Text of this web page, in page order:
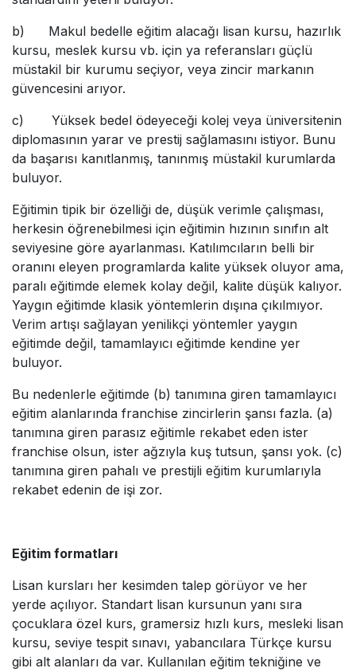
b) Makul bedelle eğitim alacağı lisan kursu, hazırlık
kursu, meslek kursu vb. için ya referansları güçlü
müstakil bir kurumu seçiyor, veya zincir markanın
güvencesini arıyor.
c) Yüksek bedel ödeyeceği kolej veya üniversitenin
diplomasının yarar ve prestij sağlamasını istiyor. Bunu
da başarısı kanıtlanmış, tanınmış müstakil kurumlarda
buluyor.
Eğitimin tipik bir özelliği de, düşük verimle çalışması,
herkesin öğrenebilmesi için eğitimin hızının sınıfın alt
seviyesine göre ayarlanması. Katılımcıların belli bir
oranını eleyen programlarda kalite yüksek oluyor ama,
paralı eğitimde elemek kolay değil, kalite düşük kalıyor.
Yaygın eğitimde klasik yöntemlerin dışına çıkılmıyor.
Verim artışı sağlayan yenilikçi yöntemler yaygın
eğitimde değil, tamamlayıcı eğitimde kendine yer
buluyor.
Bu nedenlerle eğitimde (b) tanımına giren tamamlayıcı
eğitim alanlarında franchise zincirlerin şansı fazla. (a)
tanımına giren parasız eğitimle rekabet eden ister
franchise olsun, ister ağzıyla kuş tutsun, şansı yok. (c)
tanımına giren pahalı ve prestijli eğitim kurumlarıyla
rekabet edenin de işi zor.
Eğitim formatları
Lisan kursları her kesimden talep görüyor ve her
yerde açılıyor. Standart lisan kursunun yanı sıra
çocuklara özel kurs, gramersiz hızlı kurs, mesleki lisan
kursu, seviye tespit sınavı, yabancılara Türkçe kursu
gibi alt alanları da var. Kullanılan eğitim tekniğine ve